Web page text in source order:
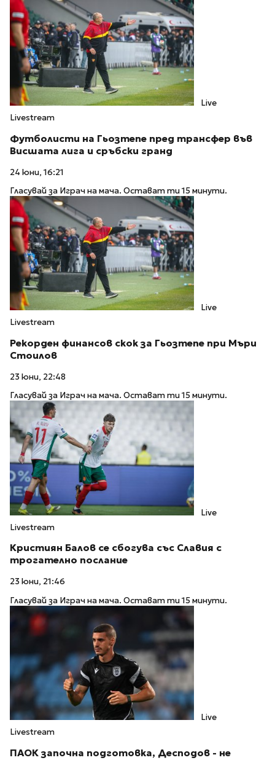
Live
Livestream
Футболисти на Гьозтепе пред трансфер във
Висшата лига и сръбски гранд
24 юни, 16:21
Гласувай за Играч на мача. Остават ти 15 минути.
Live
Livestream
Рекорден финансов скок за Гьозтепе при Мъри
Стоилов
23 юни, 22:48
Гласувай за Играч на мача. Остават ти 15 минути.
Live
Livestream
Кристиян Балов се сбогува със Славия с
трогателно послание
23 юни, 21:46
Гласувай за Играч на мача. Остават ти 15 минути.
Live
Livestream
ПАОК започна подготовка, Десподов - не